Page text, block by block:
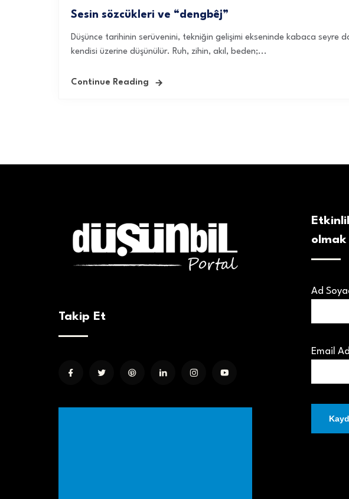
Sesin sözcükleri ve “dengbêj”
Düşünce tarihinin serüvenini, tekniğin gelişimi ekseninde kabaca seyre
kendisi üzerine düşünülür. Ruh, zihin, akıl, beden;...
Continue Reading
Takip Et
olmak
Ad
Email